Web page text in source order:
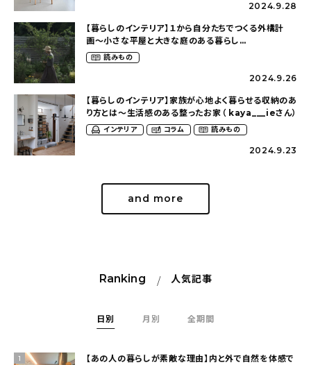
2024.9.28
【暮らしのインテリア】１から自分たちでつくる外構計
画〜小さな平屋と大きな庭のある暮らし
（tsumikiniwaさん）
読みもの
2024.9.26
【暮らしのインテリア】家族が心地よく暮らせる収納のあ
り方とは〜生活感のある整ったお家（ kaya___ieさん）
インテリア コラム 読みもの
2024.9.23
and more
Ranking 人気記事
日別 月別 全期間
1
【あの人の暮らしが素敵な理由】内と外で自然を体感で